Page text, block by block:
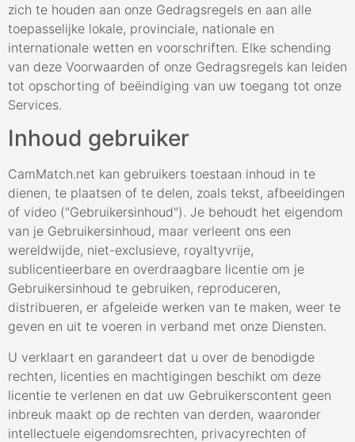
zich te houden aan onze Gedragsregels en aan alle
toepasselijke lokale, provinciale, nationale en
internationale wetten en voorschriften. Elke schending
van deze Voorwaarden of onze Gedragsregels kan leiden
tot opschorting of beëindiging van uw toegang tot onze
Services.
Inhoud gebruiker
CamMatch.net kan gebruikers toestaan inhoud in te
dienen, te plaatsen of te delen, zoals tekst, afbeeldingen
of video ("Gebruikersinhoud"). Je behoudt het eigendom
van je Gebruikersinhoud, maar verleent ons een
wereldwijde, niet-exclusieve, royaltyvrije,
sublicentieerbare en overdraagbare licentie om je
Gebruikersinhoud te gebruiken, reproduceren,
distribueren, er afgeleide werken van te maken, weer te
geven en uit te voeren in verband met onze Diensten.
U verklaart en garandeert dat u over de benodigde
rechten, licenties en machtigingen beschikt om deze
licentie te verlenen en dat uw Gebruikerscontent geen
inbreuk maakt op de rechten van derden, waaronder
intellectuele eigendomsrechten, privacyrechten of